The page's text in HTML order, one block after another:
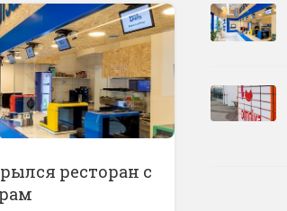
ресторан с